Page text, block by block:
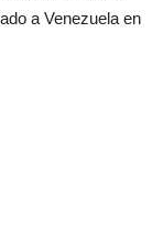
a Venezuela en